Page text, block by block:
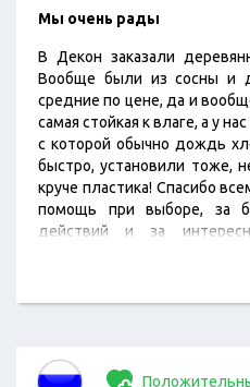
Мы очень рады
В Декон заказали
Вообще были из сосны и
средние по цене, да и
самая стойкая к влаге, а у
с которой обычно дождь
быстро, установили тоже,
круче пластика! Спасибо
помощь при выборе, за
действий и за